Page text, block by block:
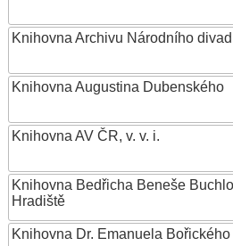
Knihovna Archivu Národního
Knihovna Augustina Dubenského
Knihovna AV ČR, v. v. i.
Knihovna Bedřicha Beneše
Hradiště
Knihovna Dr. Emanuela Bořického